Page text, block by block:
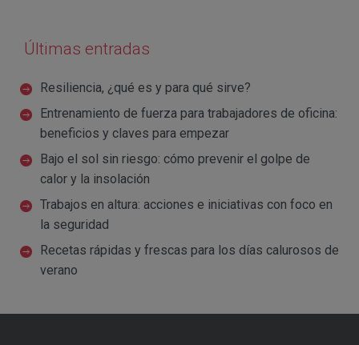
Últimas entradas
Resiliencia, ¿qué es y para qué sirve?
Entrenamiento de fuerza para trabajadores de oficina:
beneficios y claves para empezar
Bajo el sol sin riesgo: cómo prevenir el golpe de
calor y la insolación
Trabajos en altura: acciones e iniciativas con foco en
la seguridad
Recetas rápidas y frescas para los días calurosos de
verano